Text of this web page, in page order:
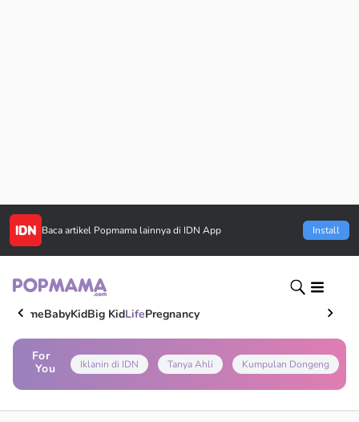
Baca artikel Popmama lainnya di IDN App Install
HomeBabyKidBig KidLifePregnancy
For
You
Iklanin di IDN Tanya Ahli Kumpulan Dongeng